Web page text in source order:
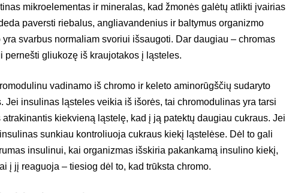
mikroelementas ir mineralas, kad žmonės galėtų atlikti įvairias
paversti riebalus, angliavandenius ir baltymus organizmo
svarbus normaliam svoriui išsaugoti. Dar daugiau – chromas
pernešti gliukozę iš kraujotakos į ląsteles.
vadinamo iš chromo ir keleto aminorūgščių sudaryto
Jei insulinas ląsteles veikia iš išorės, tai chromodulinas yra tarsi
atrakinantis kiekvieną ląstelę, kad į ją patektų daugiau cukraus. Jei
sunkiau kontroliuoja cukraus kiekį ląstelėse. Dėl to gali
insulinui, kai organizmas išskiria pakankamą insulino kiekį,
į jį reaguoja – tiesiog dėl to, kad trūksta chromo.